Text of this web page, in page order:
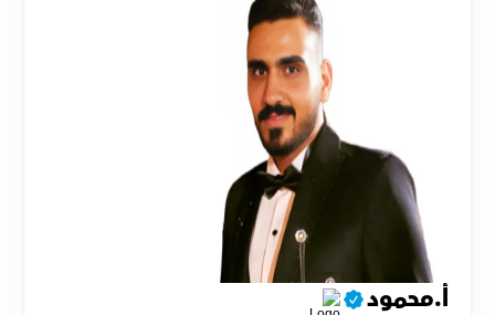
أ.محمود